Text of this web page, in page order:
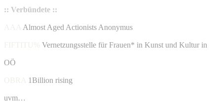
:: Verbündete ::
AAA Almost Aged Actionists Anonymus
FIFTITU% Vernetzungsstelle für Frauen* in Kunst und Kultur in
OÖ
OBRA 1Billion rising
uvm…